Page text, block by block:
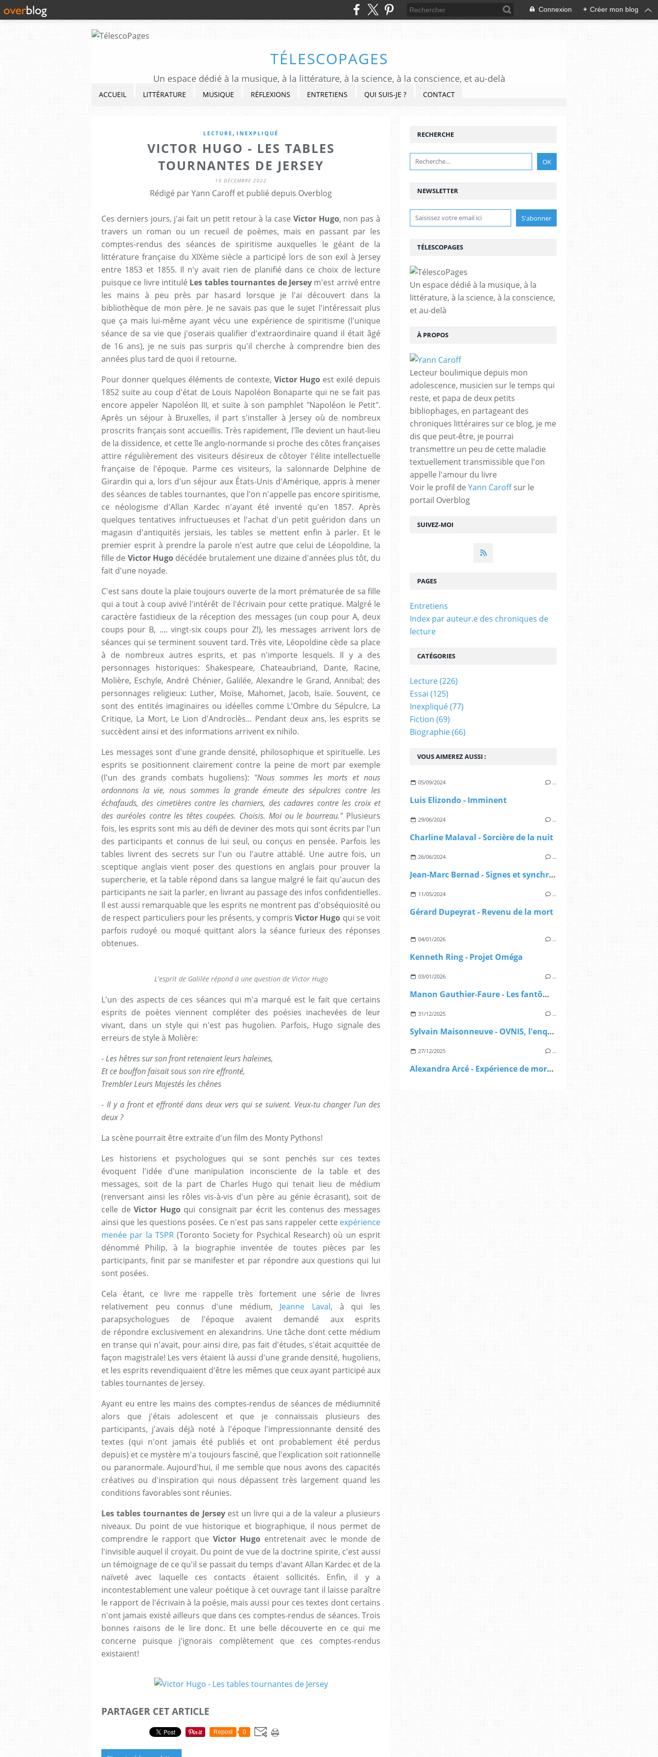
Connexion + Créer mon blog
TÉLESCOPAGES
Un espace dédié à la musique, à la littérature, à la science, à la conscience, et au-delà
ACCUEIL LITTÉRATURE MUSIQUE RÉFLEXIONS ENTRETIENS QUI SUIS-JE ? CONTACT
LECTURE , INEXPLIQUÉ
VICTOR HUGO - LES TABLES
TOURNANTES DE JERSEY
19 DÉCEMBRE 2022
Rédigé par Yann Caroff et publié depuis Overblog
Ces derniers jours, j'ai fait un petit retour à la case Victor Hugo, non pas à
travers un roman ou un recueil de poèmes, mais en passant par les
comptes-rendus des séances de spiritisme auxquelles le géant de la
littérature française du XIXème siècle a participé lors de son exil à Jersey
entre 1853 et 1855. Il n'y avait rien de planifié dans ce choix de lecture
puisque ce livre intitulé Les tables tournantes de Jersey m'est arrivé entre
les mains à peu près par hasard lorsque je l'ai découvert dans la
bibliothèque de mon père. Je ne savais pas que le sujet l'intéressait plus
que ça mais lui-même ayant vécu une expérience de spiritisme (l'unique
séance de sa vie que j'oserais qualifier d'extraordinaire quand il était âgé
de 16 ans), je ne suis pas surpris qu'il cherche à comprendre bien des
années plus tard de quoi il retourne.
Pour donner quelques éléments de contexte, Victor Hugoest exilé depuis
1852 suite au coup d'état de Louis Napoléon Bonaparte qui ne se fait pas
encore appeler Napoléon III, et suite à son pamphlet "Napoléon le Petit".
Après un séjour à Bruxelles, il part s'installer à Jersey où de nombreux
proscrits français sont accueillis. Très rapidement, l'île devient un haut-lieu
de la dissidence, et cette île anglo-normande si proche des côtes françaises
attire régulièrement des visiteurs désireux de côtoyer l'élite intellectuelle
française de l'époque. Parme ces visiteurs, la salonnarde Delphine de
Girardin qui a, lors d'un séjour aux États-Unis d'Amérique, appris à mener
des séances de tables tournantes, que l'on n'appelle pas encore spiritisme,
ce néologisme d'Allan Kardec n'ayant été inventé qu'en 1857. Après
quelques tentatives infructueuses et l'achat d'un petit guéridon dans un
magasin d'antiquités jersiais, les tables se mettent enfin à parler. Et le
premier esprit à prendre la parole n'est autre que celui de Léopoldine, la
fille de Victor Hugo décédée brutalement une dizaine d'années plus tôt, du
fait d'une noyade.
C'est sans doute la plaie toujours ouverte de la mort prématurée de sa fille
qui a tout à coup avivé l'intérêt de l'écrivain pour cette pratique. Malgré le
caractère fastidieux de la réception des messages (un coup pour A, deux
coups pour B, .... vingt-six coups pour Z!), les messages arrivent lors de
séances qui se terminent souvent tard. Très vite, Léopoldine cède sa place
à de nombreux autres esprits, et pas n'importe lesquels. Il y a des
personnages historiques: Shakespeare, Chateaubriand, Dante, Racine,
Molière, Eschyle, André Chénier, Galilée, Alexandre le Grand, Annibal; des
personnages religieux: Luther, Moïse, Mahomet, Jacob, Isaïe. Souvent, ce
sont des entités imaginaires ou idéelles comme L'Ombre du Sépulcre, La
Critique, La Mort, Le Lion d'Androclès... Pendant deux ans, les esprits se
succèdent ainsi et des informations arrivent ex nihilo.
Les messages sont d'une grande densité, philosophique et spirituelle. Les
esprits se positionnent clairement contre la peine de mort par exemple
(l'un des grands combats hugoliens): "Nous sommes les morts et nous
ordonnons la vie, nous sommes la grande émeute des sépulcres contre les
échafauds, des cimetières contre les charniers, des cadavres contre les croix et
des auréoles contre les têtes coupées. Choisis. Moi ou le bourreau."Plusieurs
fois, les esprits sont mis au défi de deviner des mots qui sont écrits par l'un
des participants et connus de lui seul, ou conçus en pensée. Parfois les
tables livrent des secrets sur l'un ou l'autre attablé. Une autre fois, un
sceptique anglais vient poser des questions en anglais pour prouver la
supercherie, et la table répond dans sa langue malgré le fait qu'aucun des
participants ne sait la parler, en livrant au passage des infos confidentielles.
Il est aussi remarquable que les esprits ne montrent pas d'obséquiosité ou
de respect particuliers pour les présents, y compris Victor Hugo qui se voit
parfois rudoyé ou moqué quittant alors la séance furieux des réponses
obtenues.
L'esprit de Galilée répond à une question de Victor Hugo
L'un des aspects de ces séances qui m'a marqué est le fait que certains
esprits de poètes viennent compléter des poésies inachevées de leur
vivant, dans un style qui n'est pas hugolien. Parfois, Hugo signale des
erreurs de style à Molière:
- Les hêtres sur son front retenaient leurs haleines,
Et ce bouffon faisait sous son rire effronté,
Trembler Leurs Majestés les chênes
- Il y a front et effronté dans deux vers qui se suivent. Veux-tu changer l'un des
deux ?
La scène pourrait être extraite d'un film des Monty Pythons!
Les historiens et psychologues qui se sont penchés sur ces textes
évoquent l'idée d'une manipulation inconsciente de la table et des
messages, soit de la part de Charles Hugo qui tenait lieu de médium
(renversant ainsi les rôles vis-à-vis d'un père au génie écrasant), soit de
celle deVictor Hugoqui consignait par écrit les contenus des messages
ainsi que les questions posées. Ce n'est pas sans rappeler cette expérience
menée par la TSPR (Toronto Society for Psychical Research) où un esprit
dénommé Philip, à la biographie inventée de toutes pièces par les
participants, finit par se manifester et par répondre aux questions qui lui
sont posées.
Cela étant, ce livre me rappelle très fortement une série de livres
relativement peu connus d'une médium, Jeanne Laval, à qui les
parapsychologues de l'époque avaient demandé aux esprits
de répondre exclusivement en alexandrins. Une tâche dont cette médium
en transe qui n'avait, pour ainsi dire, pas fait d'études, s'était acquittée de
façon magistrale! Les vers étaient là aussi d'une grande densité, hugoliens,
et les esprits revendiquaient d'être les mêmes que ceux ayant participé aux
tables tournantes de Jersey.
Ayant eu entre les mains des comptes-rendus de séances de médiumnité
alors que j'étais adolescent et que je connaissais plusieurs des
participants, j'avais déjà noté à l'époque l'impressionnante densité des
textes (qui n'ont jamais été publiés et ont probablement été perdus
depuis) et ce mystère m'a toujours fasciné, que l'explication soit rationnelle
ou paranormale. Aujourd'hui, il me semble que nous avons des capacités
créatives ou d'inspiration qui nous dépassent très largement quand les
conditions favorables sont réunies.
Les tables tournantes de Jerseyest un livre qui a de la valeur a plusieurs
niveaux. Du point de vue historique et biographique, il nous permet de
comprendre le rapport que Victor Hugo entretenait avec le monde de
l'invisible auquel il croyait. Du point de vue de la doctrine spirite, c'est aussi
un témoignage de ce qu'il se passait du temps d'avant Allan Kardec et de la
naïveté avec laquelle ces contacts étaient sollicités. Enfin, il y a
incontestablement une valeur poétique à cet ouvrage tant il laisse paraître
le rapport de l'écrivain à la poésie, mais aussi pour ces textes dont certains
n'ont jamais existé ailleurs que dans ces comptes-rendus de séances. Trois
bonnes raisons de le lire donc. Et une belle découverte en ce qui me
concerne puisque j'ignorais complètement que ces comptes-rendus
existaient!
PARTAGER CET ARTICLE
Repost 0
NEWSLETTER
SUIVEZ-MOI
RECHERCHE
TÉLESCOPAGES
Un espace dédié à la musique, à la
littérature, à la science, à la conscience,
et au-delà
À PROPOS
Lecteur boulimique depuis mon
adolescence, musicien sur le temps qui
reste, et papa de deux petits
bibliophages, en partageant des
chroniques littéraires sur ce blog, je me
dis que peut-être, je pourrai
transmettre un peu de cette maladie
textuellement transmissible que l'on
appelle l'amour du livre
Voir le profil de Yann Caroffsur le
portail Overblog
VOUS AIMEREZ AUSSI :
05/09/2024 …
Luis Elizondo - Imminent
29/06/2024 …
Charline Malaval - Sorcière de la nuit
26/06/2024 …
Jean-Marc Bernad - Signes et synchronicités
11/05/2024 …
Gérard Dupeyrat - Revenu de la mort
04/01/2026 …
Kenneth Ring - Projet Oméga
03/01/2026 …
Manon Gauthier-Faure - Les fantômes du lac
31/12/2025 …
Sylvain Maisonneuve - OVNIS, l'enquête déclassifiée
27/12/2025 …
Alexandra Arcé - Expérience de mort imminente - L'approche jungienne
PAGES
Entretiens
Index par auteur.e des chroniques de
lecture
CATÉGORIES
Lecture(226)
Essai (125)
Inexpliqué(77)
Fiction (69)
Biographie(66)